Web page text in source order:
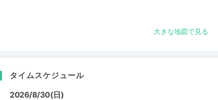
大きな地図で見る
タイムスケジュール
2026/8/30(日)